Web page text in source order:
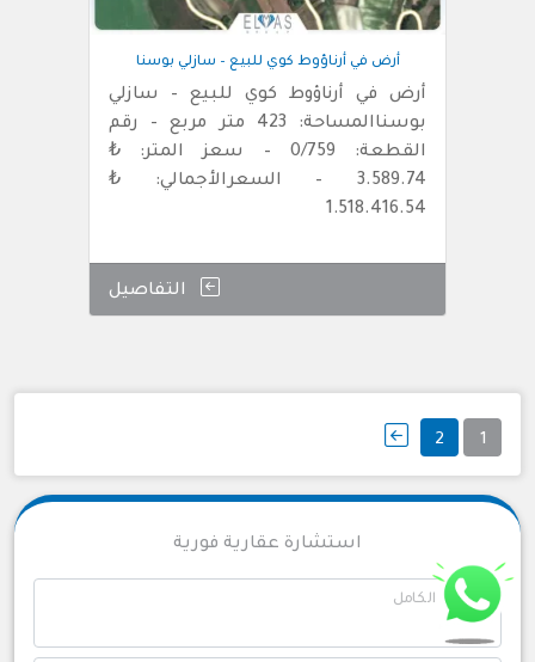
أرض في أرناؤوط كوي للبيع – سازلي بوسنا
أرض في أرناؤوط كوي للبيع – سازلي
بوسناالمساحة: 423 متر مربع – رقم
القطعة: 0/759 – سعز المتر: ₺
3.589.74 – السعرالأجمالي: ₺
1.518.416.54
التفاصيل
تعدد
صفحات
المقالات
1
2
استشارة عقارية فورية
الاسم الكامل